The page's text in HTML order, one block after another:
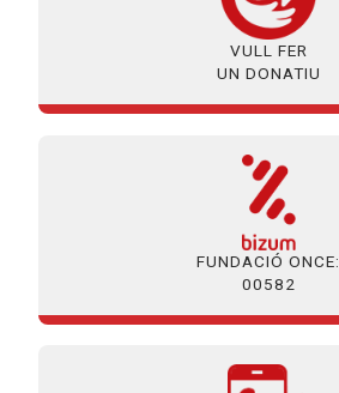
VULL FER
UN DONATIU
FUNDACIÓ ONCE:
00582